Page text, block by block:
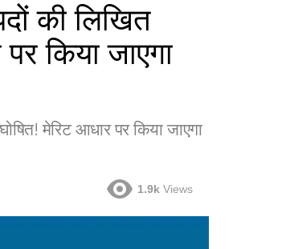
की लिखित
पर किया जाएगा
मेरिट आधार पर किया जाएगा
1.9k Views